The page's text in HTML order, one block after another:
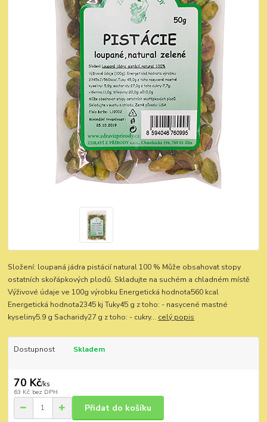
Složení: loupaná jádra pistácií natural 100 % Může obsahovat stopy
ostatních skořápkových plodů. Skladujte na suchém a chladném místě
Výživové údaje ve 100g výrobku Energetická hodnota560 kcal
Energetická hodnota2345 kj Tuky45 g z toho: - nasycené mastné
kyseliny5.9 g Sacharidy27 g z toho: - cukry... celý popis
Dostupnost Skladem
70 Kč/ks
63 Kč bez DPH
Přidat do košíku